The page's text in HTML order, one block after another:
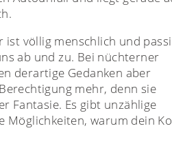
ist völlig menschlich und
ab und zu. Bei nüchterner
derartige Gedanken aber
mehr, denn sie
Fantasie. Es gibt unzählige
Möglichkeiten, warum dein